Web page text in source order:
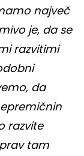
največ
je, da se
razvitimi
da
razvite
tam